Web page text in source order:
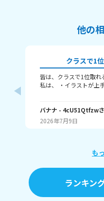
他の
クラスで1
皆は、クラスで1位取れ
私は、 ・イラストが上
ングで1位取れる？ 書い
ゃね。
バナナ - 4cU51Qtfzw
2026年7月9日
も
ランキン